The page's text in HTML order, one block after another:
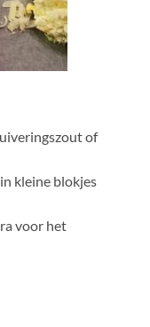
of
kleine blokjes
voor het